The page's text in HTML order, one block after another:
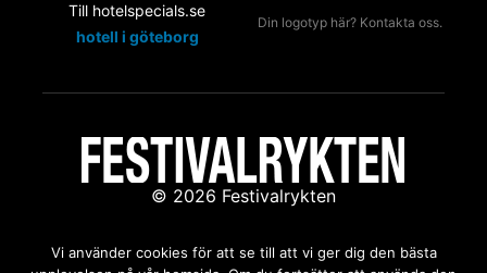
Till hotelspecials.se
hotell i göteborg
Din logotyp här? Kontakta oss.
© 2026 Festivalrykten
Kontakta oss:redaktion@festivalrykten.se
Vi använder cookies för att se till att vi ger dig den bästa